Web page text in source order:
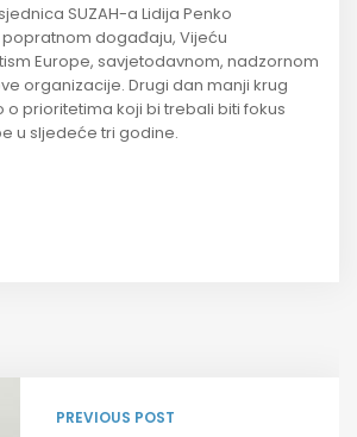
SUZAH-a Lidija Penko
događaju, Vijeću
Europe, savjetodavnom, nadzornom
organizacije. Drugi dan manji krug
prioritetima koji bi trebali biti fokus
u sljedeće tri godine.
PREVIOUS POST